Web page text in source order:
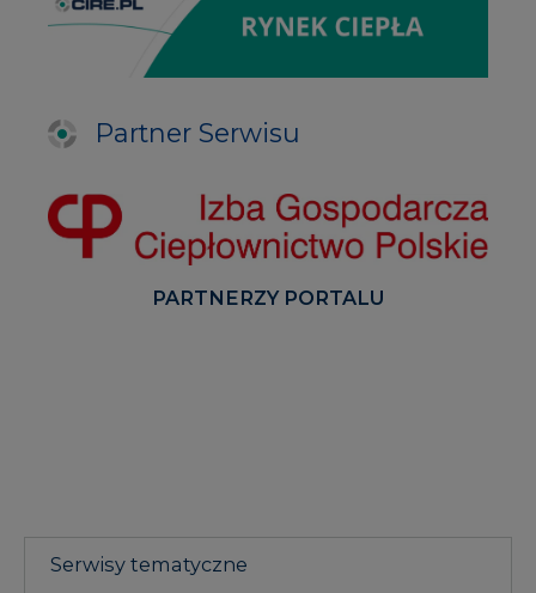
Partner Serwisu
PARTNERZY PORTALU
Serwisy tematyczne